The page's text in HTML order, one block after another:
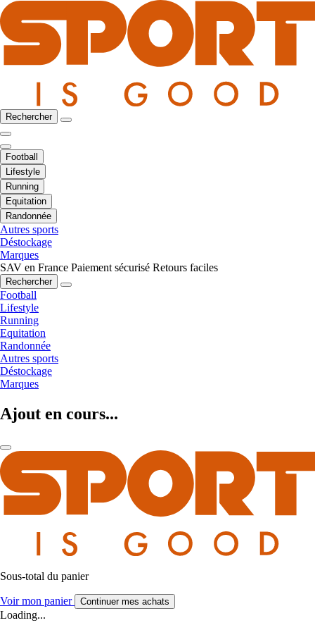
Rechercher
Football
Lifestyle
Running
Equitation
Randonnée
Autres sports
Déstockage
Marques
SAV en France Paiement sécurisé Retours faciles
Rechercher
Football
Lifestyle
Running
Equitation
Randonnée
Autres sports
Déstockage
Marques
Ajout en cours...
Sous-total du panier
Voir mon panier Continuer mes achats
Loading...